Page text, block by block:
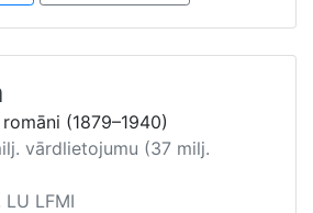
(1879–1940)
vārdlietojumu (37 milj.
LFMI